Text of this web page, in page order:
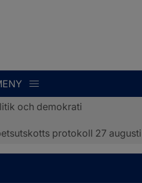
och demokrati
protokoll 27 augusti